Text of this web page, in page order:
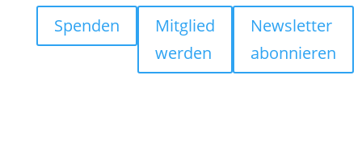
Spenden
Mitglied
werden
Newsletter
abonnieren